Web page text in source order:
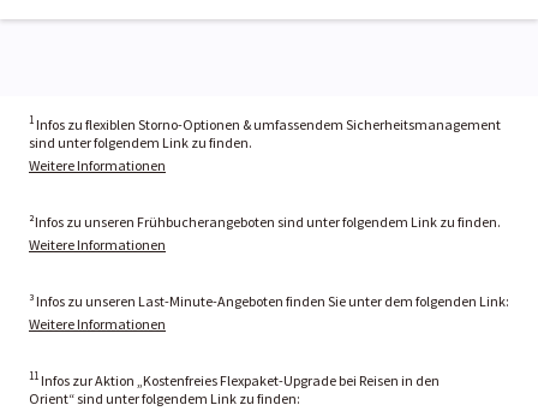
1 Infos zu flexiblen Storno-Optionen & umfassendem Sicherheitsmanagement
sind unter folgendem Link zu finden.
Weitere Informationen
²Infos zu unseren Frühbucherangeboten sind unter folgendem Link zu finden.
Weitere Informationen
³ Infos zu unseren Last-Minute-Angeboten finden Sie unter dem folgenden Link:
Weitere Informationen
11 Infos zur Aktion „Kostenfreies Flexpaket-Upgrade bei Reisen in den
Orient“ sind unter folgendem Link zu finden: